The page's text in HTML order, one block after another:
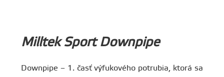
Milltek Sport Downpipe
Downpipe – 1. časť výfukového potrubia, ktorá sa